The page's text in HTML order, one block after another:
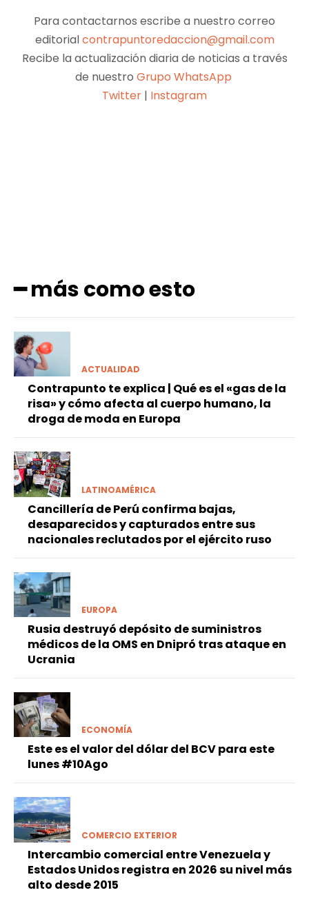
Para contactarnos escribe a nuestro correo
editorialcontrapuntoredaccion@gmail.com
Recibe la actualización diaria de noticias a través
de nuestro Grupo WhatsApp
Twitter | Instagram
━ más como esto
ACTUALIDAD
Contrapunto te explica | Qué es el «gas de la
risa» y cómo afecta al cuerpo humano, la
droga de moda en Europa
LATINOAMÉRICA
Cancillería de Perú confirma bajas,
desaparecidos y capturados entre sus
nacionales reclutados por el ejército ruso
EUROPA
Rusia destruyó depósito de suministros
médicos de la OMS en Dnipró tras ataque en
Ucrania
ECONOMÍA
Este es el valor del dólar del BCV para este
lunes #10Ago
COMERCIO EXTERIOR
Intercambio comercial entre Venezuela y
Estados Unidos registra en 2026 su nivel más
alto desde 2015